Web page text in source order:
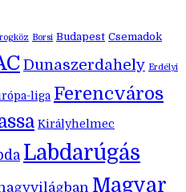
Borsi Budapest Csemadok
Dunaszerdahely Erdélyi
liga Ferencváros
Királyhelmec
Labdarúgás
Magyar